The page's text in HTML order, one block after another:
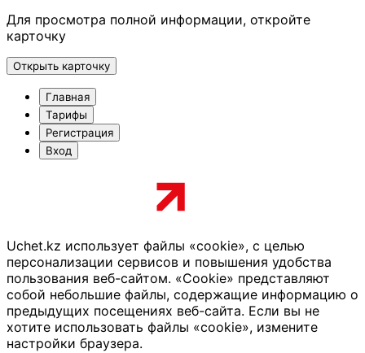
Для просмотра полной информации, откройте
карточку
Открыть карточку
Главная
Тарифы
Регистрация
Вход
Uchet.kz использует файлы «cookie», с целью
персонализации сервисов и повышения удобства
пользования веб-сайтом. «Cookie» представляют
собой небольшие файлы, содержащие информацию о
предыдущих посещениях веб-сайта. Если вы не
хотите использовать файлы «cookie», измените
настройки браузера.